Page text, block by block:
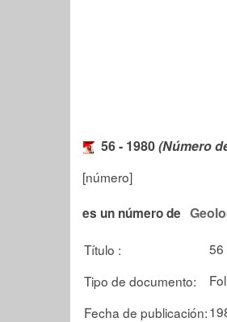
56 - 1980(Número
[número]
es un número de
Título :
56
Tipo de documento:
Fecha de publicación: